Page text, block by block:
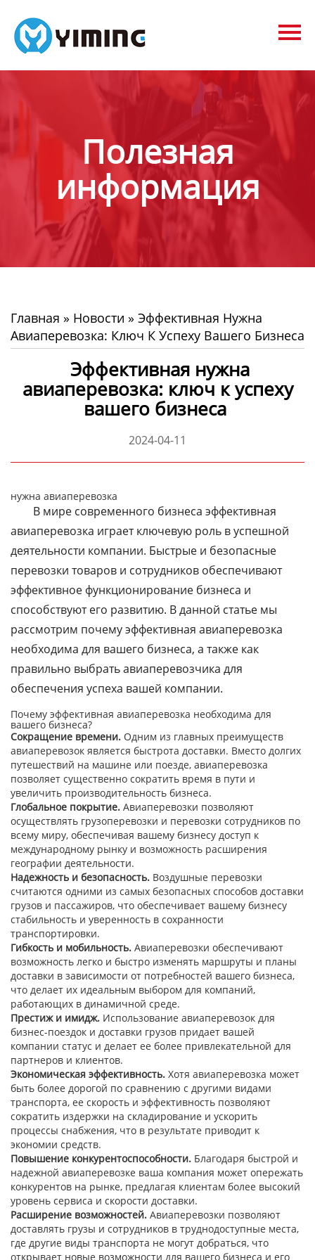
Tags
видео
О нас
Полезная
информация
Главная » Новости » Эффективная Нужна
Авиаперевозка: Ключ К Успеху Вашего Бизнеса
Эффективная нужна
авиаперевозка: ключ к успеху
вашего бизнеса
2024-04-11
нужна авиаперевозка
В мире современного бизнеса эффективная
авиаперевозка играет ключевую роль в успешной
деятельности компании. Быстрые и безопасные
перевозки товаров и сотрудников обеспечивают
эффективное функционирование бизнеса и
способствуют его развитию. В данной статье мы
рассмотрим почему эффективная авиаперевозка
необходима для вашего бизнеса, а также как
правильно выбрать авиаперевозчика для
обеспечения успеха вашей компании.
Почему эффективная авиаперевозка необходима для
вашего бизнеса?
Сокращение времени. Одним из главных преимуществ
авиаперевозок является быстрота доставки. Вместо долгих
путешествий на машине или поезде, авиаперевозка
позволяет существенно сократить время в пути и
увеличить производительность бизнеса.
Глобальное покрытие. Авиаперевозки позволяют
осуществлять грузоперевозки и перевозки сотрудников по
всему миру, обеспечивая вашему бизнесу доступ к
международному рынку и возможность расширения
географии деятельности.
Надежность и безопасность. Воздушные перевозки
считаются одними из самых безопасных способов доставки
грузов и пассажиров, что обеспечивает вашему бизнесу
стабильность и уверенность в сохранности
транспортировки.
Гибкость и мобильность. Авиаперевозки обеспечивают
возможность легко и быстро изменять маршруты и планы
доставки в зависимости от потребностей вашего бизнеса,
что делает их идеальным выбором для компаний,
работающих в динамичной среде.
Престиж и имидж. Использование авиаперевозок для
бизнес-поездок и доставки грузов придает вашей
компании статус и делает ее более привлекательной для
партнеров и клиентов.
Экономическая эффективность. Хотя авиаперевозка может
быть более дорогой по сравнению с другими видами
транспорта, ее скорость и эффективность позволяют
сократить издержки на складирование и ускорить
процессы снабжения, что в результате приводит к
экономии средств.
Повышение конкурентоспособности. Благодаря быстрой и
надежной авиаперевозке ваша компания может опережать
конкурентов на рынке, предлагая клиентам более высокий
уровень сервиса и скорости доставки.
Расширение возможностей. Авиаперевозки позволяют
доставлять грузы и сотрудников в труднодоступные места,
где другие виды транспорта не могут добраться, что
открывает новые возможности для вашего бизнеса и его